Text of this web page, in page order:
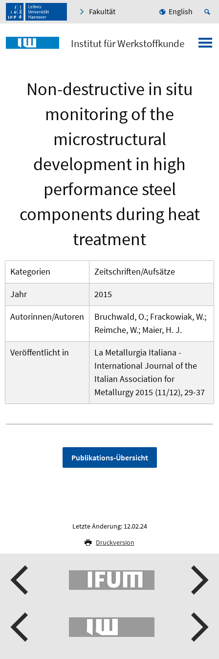
Fakultät English
Institut für Werkstoffkunde
Non-destructive in situ
monitoring of the
microstructural
development in high
performance steel
components during heat
treatment
Kategorien
Zeitschriften/Aufsätze
Jahr
2015
Autorinnen/Autoren
Bruchwald, O.; Frackowiak, W.;
Reimche, W.; Maier, H. J.
Veröffentlicht in
La Metallurgia Italiana -
International Journal of the
Italian Association for
Metallurgy 2015 (11/12), 29-37
Publikations-Übersicht
Letzte Änderung: 12.02.24
Druckversion